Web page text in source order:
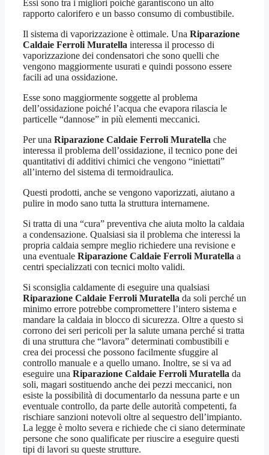
Essi sono tra i migliori poiché garantiscono un alto
rapporto calorifero e un basso consumo di combustibile.
Il sistema di vaporizzazione è ottimale. Una Riparazione
Caldaie Ferroli Muratella interessa il processo di
vaporizzazione dei condensatori che sono quelli che
vengono maggiormente usurati e quindi possono essere
facili ad una ossidazione.
Esse sono maggiormente soggette al problema
dell’ossidazione poiché l’acqua che evapora rilascia le
particelle “dannose” in più elementi meccanici.
Per una Riparazione Caldaie Ferroli Muratella che
interessa il problema dell’ossidazione, il tecnico pone dei
quantitativi di additivi chimici che vengono “iniettati”
all’interno del sistema di termoidraulica.
Questi prodotti, anche se vengono vaporizzati, aiutano a
pulire in modo sano tutta la struttura internamene.
Si tratta di una “cura” preventiva che aiuta molto la caldaia
a condensazione. Qualsiasi sia il problema che interessi la
propria caldaia sempre meglio richiedere una revisione e
una eventuale Riparazione Caldaie Ferroli Muratella a
centri specializzati con tecnici molto validi.
Si sconsiglia caldamente di eseguire una qualsiasi
Riparazione Caldaie Ferroli Muratella da soli perché un
minimo errore potrebbe compromettere l’intero sistema e
mandare la caldaia in blocco di sicurezza. Oltre a questo si
corrono dei seri pericoli per la salute umana perché si tratta
di una struttura che “lavora” determinati combustibili e
crea dei processi che possono facilmente sfuggire al
controllo manuale e a quello umano. Inoltre, se si va ad
eseguire una Riparazione Caldaie Ferroli Muratella da
soli, magari sostituendo anche dei pezzi meccanici, non
esiste la possibilità di documentarlo da nessuna parte e un
eventuale controllo, da parte delle autorità competenti, fa
rischiare sanzioni notevoli oltre al sequestro dell’impianto.
La legge è molto severa e richiede che ci siano determinate
persone che sono qualificate per riuscire a eseguire questi
tipi di lavori su queste strutture.